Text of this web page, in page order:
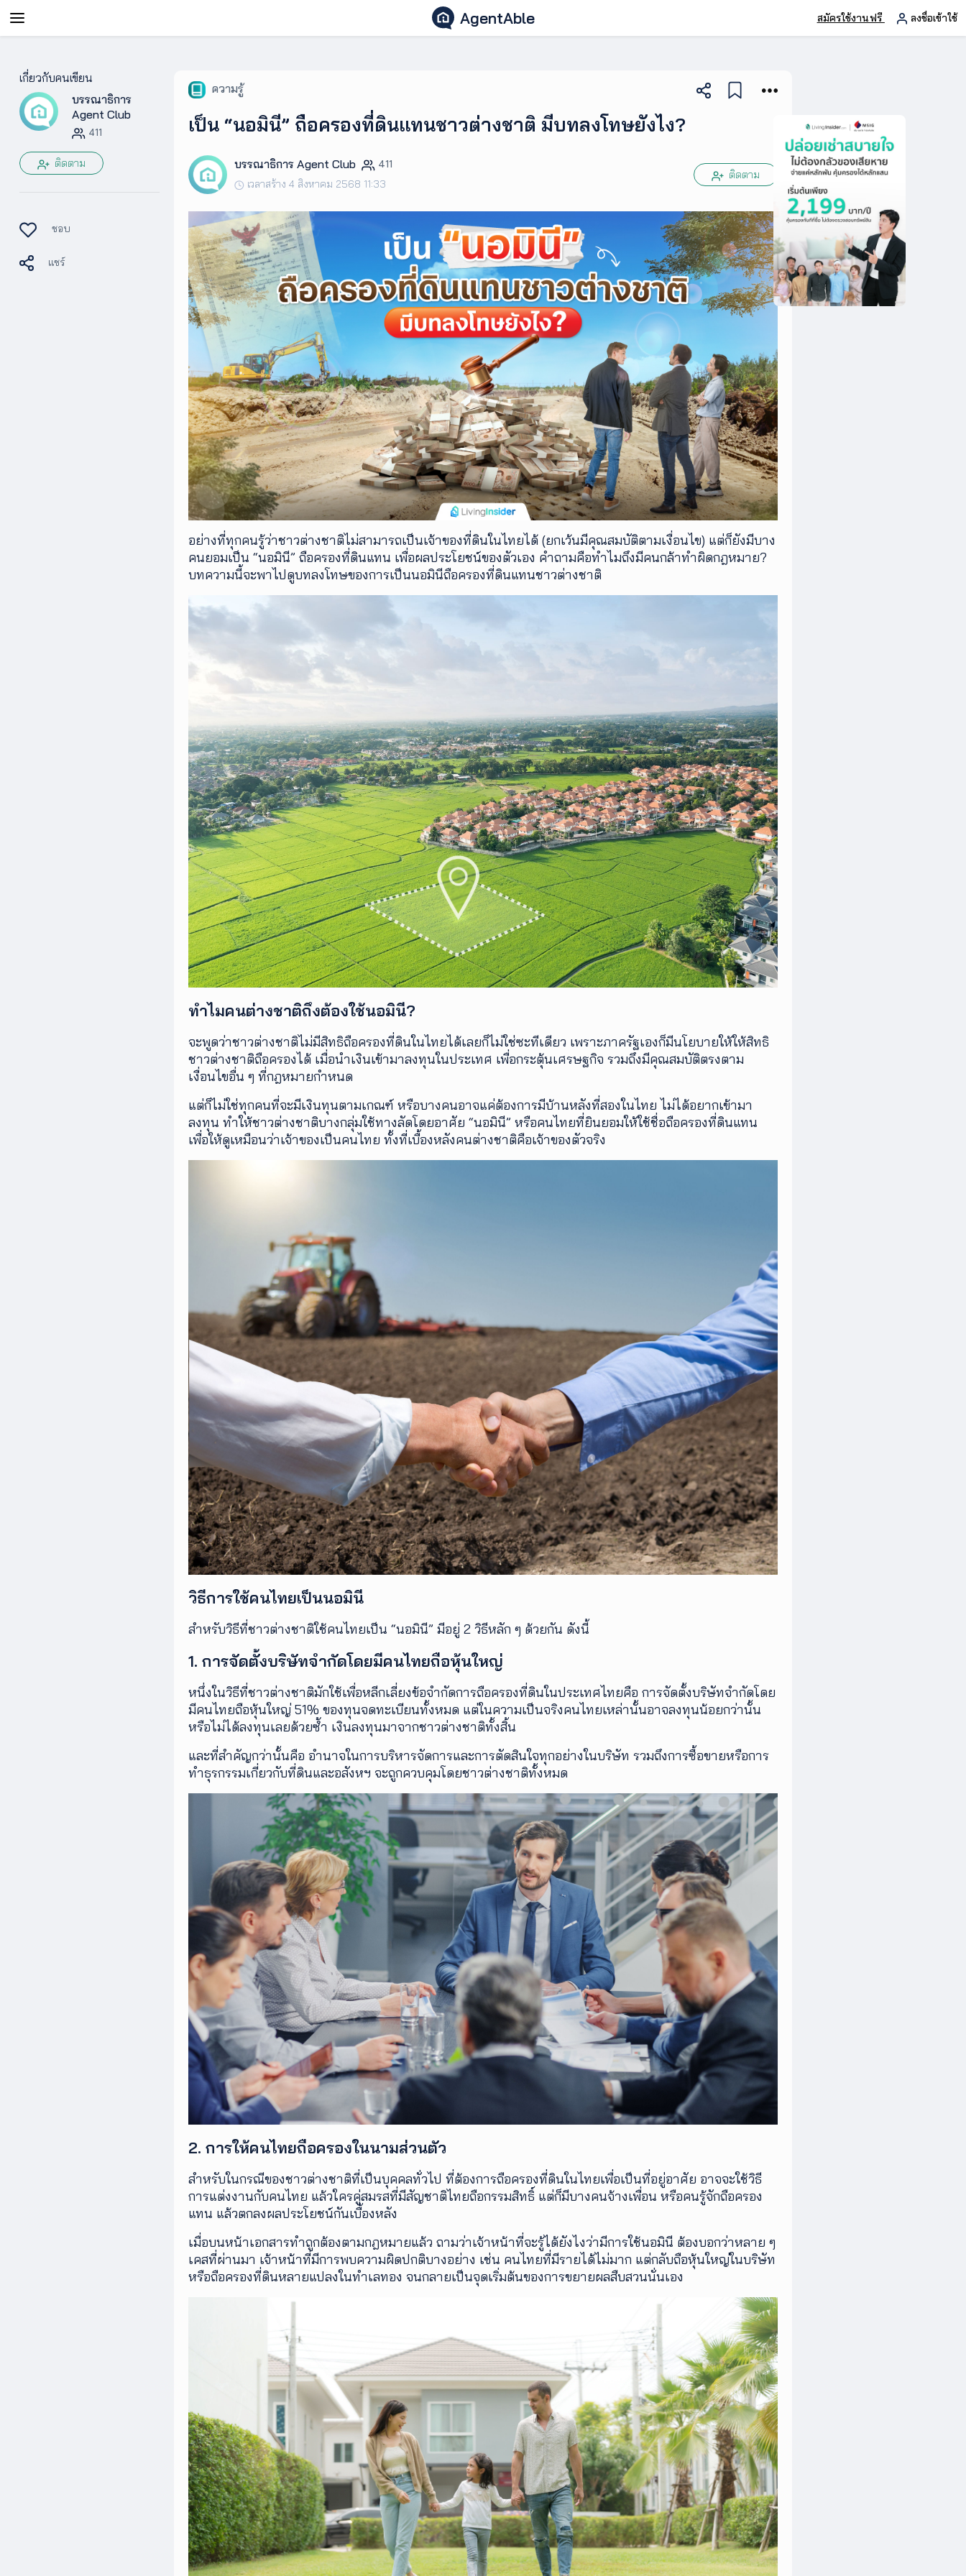
AgentAble สมัครใช้งานฟรี ลงชื่อเข้าใช้
สำหรับ
เอเจ
นท์
AgentClub
AgentTool
UpSkill
เกี่ยวกับคนเขียน
บรรณาธิการ
Agent Club
411
ติดตาม
ชอบ
แชร์
ความรู้
เป็น “นอมินี” ถือครองที่ดินแทนชาวต่างชาติ มีบทลงโทษยังไง?
บรรณาธิการ Agent Club
411
เวลาสร้าง 4 สิงหาคม 2568 11:33
ติดตาม
อย่างที่ทุกคนรู้ว่าชาวต่างชาติไม่สามารถเป็นเจ้าของที่ดินในไทยได้ (ยกเว้นมีคุณสมบัติตามเงื่อนไข) แต่ก็ยังมีบาง
คนยอมเป็น “นอมินี” ถือครองที่ดินแทน เพื่อผลประโยชน์ของตัวเอง คำถามคือทำไมถึงมีคนกล้าทำผิดกฎหมาย?
บทความนี้จะพาไปดูบทลงโทษของการเป็นนอมินีถือครองที่ดินแทนชาวต่างชาติ
ทำไมคนต่างชาติถึงต้องใช้นอมินี?
จะพูดว่าชาวต่างชาติไม่มีสิทธิถือครองที่ดินในไทยได้เลยก็ไม่ใช่ซะทีเดียว เพราะภาครัฐเองก็มีนโยบายให้ให้สิทธิ
ชาวต่างชาติถือครองได้ เมื่อนำเงินเข้ามาลงทุนในประเทศ เพื่อกระตุ้นเศรษฐกิจ รวมถึงมีคุณสมบัติตรงตาม
เงื่อนไขอื่น ๆ ที่กฎหมายกำหนด
แต่ก็ไม่ใช่ทุกคนที่จะมีเงินทุนตามเกณฑ์ หรือบางคนอาจแค่ต้องการมีบ้านหลังที่สองในไทย ไม่ได้อยากเข้ามา
ลงทุน ทำให้ชาวต่างชาติบางกลุ่มใช้ทางลัดโดยอาศัย “นอมินี” หรือคนไทยที่ยินยอมให้ใช้ชื่อถือครองที่ดินแทน
เพื่อให้ดูเหมือนว่าเจ้าของเป็นคนไทย ทั้งที่เบื้องหลังคนต่างชาติคือเจ้าของตัวจริง
วิธีการใช้คนไทยเป็นนอมินี
สำหรับวิธีที่ชาวต่างชาติใช้คนไทยเป็น “นอมินี” มีอยู่ 2 วิธีหลัก ๆ ด้วยกัน ดังนี้
1. การจัดตั้งบริษัทจำกัดโดยมีคนไทยถือหุ้นใหญ่
หนึ่งในวิธีที่ชาวต่างชาติมักใช้เพื่อหลีกเลี่ยงข้อจำกัดการถือครองที่ดินในประเทศไทยคือ การจัดตั้งบริษัทจำกัดโดย
มีคนไทยถือหุ้นใหญ่ 51% ของทุนจดทะเบียนทั้งหมด แต่ในความเป็นจริงคนไทยเหล่านั้นอาจลงทุนน้อยกว่านั้น
หรือไม่ได้ลงทุนเลยด้วยซ้ำ เงินลงทุนมาจากชาวต่างชาติทั้งสิ้น
และที่สำคัญกว่านั้นคือ อำนาจในการบริหารจัดการและการตัดสินใจทุกอย่างในบริษัท รวมถึงการซื้อขายหรือการ
ทำธุรกรรมเกี่ยวกับที่ดินและอสังหฯ จะถูกควบคุมโดยชาวต่างชาติทั้งหมด
2. การให้คนไทยถือครองในนามส่วนตัว
สำหรับในกรณีของชาวต่างชาติที่เป็นบุคคลทั่วไป ที่ต้องการถือครองที่ดินในไทยเพื่อเป็นที่อยู่อาศัย อาจจะใช้วิธี
การแต่งงานกับคนไทย แล้วใครคู่สมรสที่มีสัญชาติไทยถือกรรมสิทธิ์ แต่ก็มีบางคนจ้างเพื่อน หรือคนรู้จักถือครอง
แทน แล้วตกลงผลประโยชน์กันเบื้องหลัง
เมื่อบนหน้าเอกสารทำถูกต้องตามกฎหมายแล้ว ถามว่าเจ้าหน้าที่จะรู้ได้ยังไงว่ามีการใช้นอมินี ต้องบอกว่าหลาย ๆ
เคสที่ผ่านมา เจ้าหน้าที่มีการพบความผิดปกติบางอย่าง เช่น คนไทยที่มีรายได้ไม่มาก แต่กลับถือหุ้นใหญ่ในบริษัท
หรือถือครองที่ดินหลายแปลงในทำเลทอง จนกลายเป็นจุดเริ่มต้นของการขยายผลสืบสวนนั่นเอง